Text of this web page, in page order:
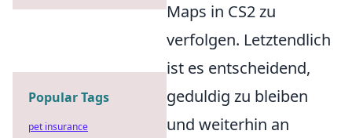
Maps in CS2 zu
verfolgen. Letztendlich
ist es entscheidend,
geduldig zu bleiben
und weiterhin an
Popular Tags
pet insurance